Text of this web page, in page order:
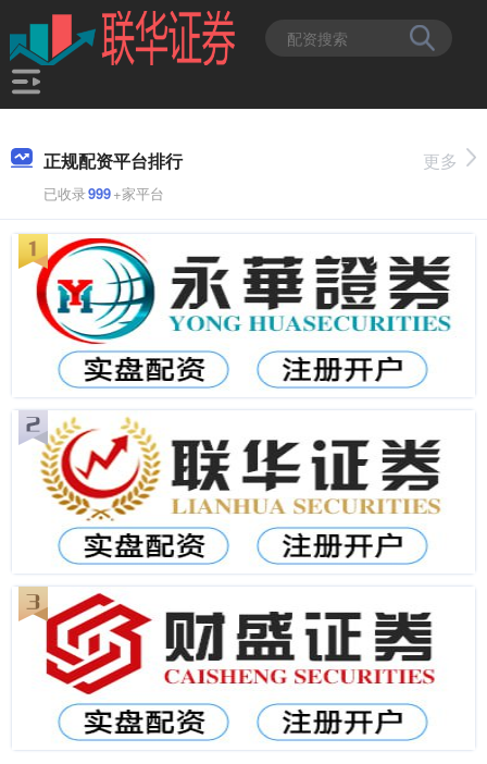
正规配资平台排行
已收录999+家平台
更多